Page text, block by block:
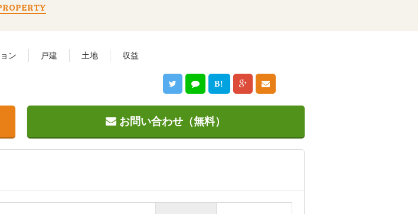
ン 戸建 土地 収益
B!
お問い合わせ（無料）